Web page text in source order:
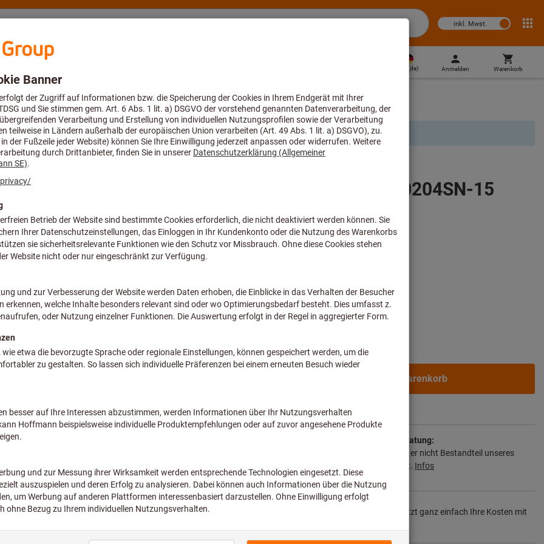
inkl. Mwst.
Beratung und Support
(de) Anmelden Warenkorb
Spiralbohrer & Wendeplatten-Vollbohrer Wendeschneidplatten für Vollbohrer
Dieses Produkt ist nur für Geschäftskunden verfügbar.
HM-Bohrwendeplatte WOGX 030204SN-15
BK8430
Artikel-Nr.:W29 10150.048430
Preis pro 1 Stück
inkl. MwSt.zzgl. Versandkosten
Menge
In den Warenkorb
Voraussichtliche Lieferzeit: 2-3 Wochen
Bitte beachten Sie die Lieferzeit und eingeschränkte Beratung:
Diesen Artikel bestellen wir für Sie direkt beim Hersteller, da er nicht Bestandteil unseres
Hauptsortiments ist und somit nicht bei uns auf Lager liegt. Infos
Original-Nachschliff für Original Leistung
– Senken Sie jetzt ganz einfach Ihre Kosten mit